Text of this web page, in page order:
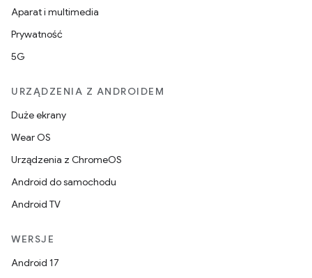
Aparat i multimedia
Prywatność
5G
URZĄDZENIA Z ANDROIDEM
Duże ekrany
Wear OS
Urządzenia z ChromeOS
Android do samochodu
Android TV
WERSJE
Android 17